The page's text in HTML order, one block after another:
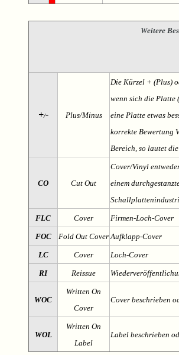
Weitere
+/- Plus/Minus
Die Kürzel + (Plus)
wenn sich die Platte
eine Platte etwas
korrekte Bewertung
Bereich, so lautet
CO Cut Out
Cover/Vinyl
einem
FLC Cover Firmen-Loch-Cover
FOC Fold Out Cover Aufklapp-Cover
LC Cover Loch-Cover
RI Reissue
WOC
Written On
Cover
Cover beschrieben
WOL
Written On
Label
Label beschrieben